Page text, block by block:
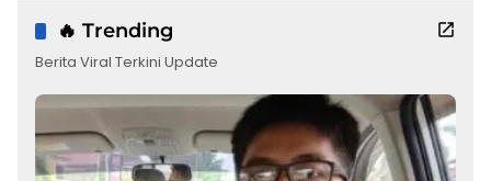
🔥 Trending
Berita Viral Terkini Update